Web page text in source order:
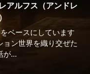
アルフス（アンドレ
ベースにしています
ョン世界を織り交ぜた
が...